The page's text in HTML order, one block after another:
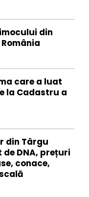
din
care a luat
la Cadastru a
din Târgu
DNA, prețuri
conace,